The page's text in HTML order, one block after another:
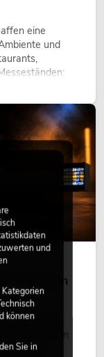
eine
und
zum
Warum
und farbige
Bühnen, in
rein
und
können
Sie in